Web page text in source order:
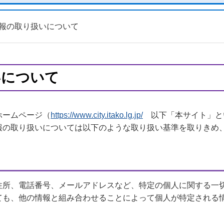
の取り扱いについて
ついて
ムページ（ https://www.city.itako.lg.jp/以下「本サイト」と
取り扱いについては以下のような取り扱い基準を取りきめ
、電話番号、メールアドレスなど、特定の個人に関する一
、他の情報と組み合わせることによって個人が特定される